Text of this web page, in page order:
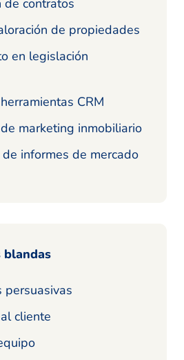
de contratos
de propiedades
en legislación
CRM
marketing inmobiliario
informes de mercado
blandas
cliente